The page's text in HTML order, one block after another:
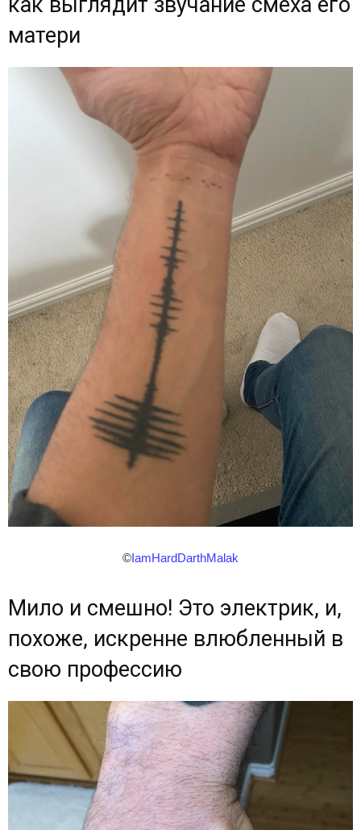
матери
©IamHardDarthMalak
Мило и смешно! Это электрик, и,
похоже, искренне влюбленный в
свою профессию